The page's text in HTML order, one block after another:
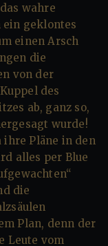
wahre
ein geklontes
einen Arsch
die
von der
des
ab, ganz so,
wurde!
ihre Pläne in den
alles per Blue
die
Plan, denn der
Leute vom